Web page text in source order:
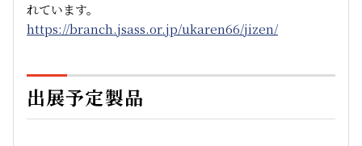
れています。
https://branch.jsass.or.jp/ukaren66/jizen/
出展予定製品